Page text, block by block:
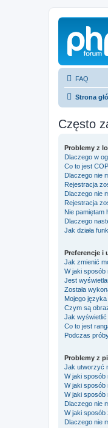
FAQ
Strona
Często
Problemy z
Dlaczego w
Co to jest
Dlaczego nie
Rejestracja
Dlaczego nie
Rejestracja
Nie pamiętam
Dlaczego
Jak działa
Preferencje i
Jak zmienić
W jaki sposób
Jest
Została
Mojego
Czym są
Jak wyświetlić
Co to jest
Podczas
Problemy z
Jak utworzyć
W jaki sposób
W jaki sposób
W jaki sposób
Dlaczego nie
W jaki sposób
Dlaczego nie